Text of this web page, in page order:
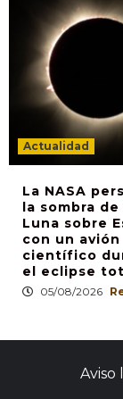
Actualidad
La NASA
la sombra de
Luna sobre
con un avión
científico
el eclipse
05/08/2026
Aviso